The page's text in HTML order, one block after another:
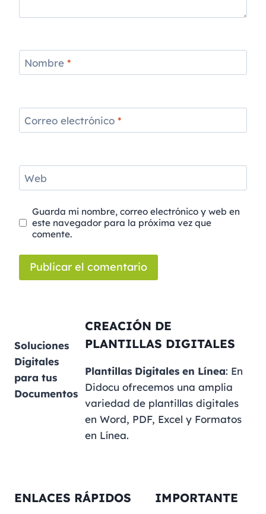
Nombre *
Correo electrónico *
Web
Guarda mi nombre, correo electrónico y web en
este navegador para la próxima vez que
comente.
Soluciones
Digitales
para tus
Documentos
CREACIÓN DE
PLANTILLAS DIGITALES
Plantillas Digitales en Línea: En
Didocu ofrecemos una amplia
variedad de plantillas digitales
en Word, PDF, Excel y Formatos
en Línea.
ENLACES RÁPIDOS IMPORTANTE